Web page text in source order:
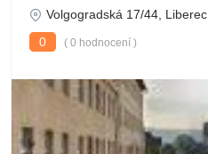
Volgogradská 17/44, Liberec
0
( 0 hodnocení )